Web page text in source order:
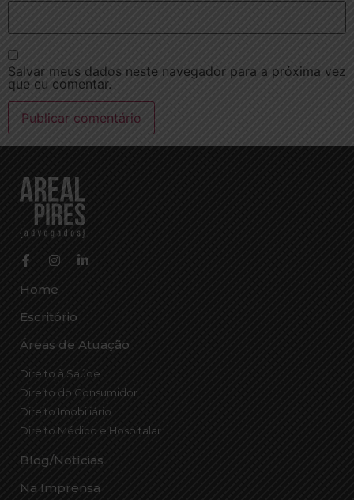
Salvar meus dados neste navegador para a próxima vez
que eu comentar.
Home
Escritório
Áreas de Atuação
Direito à Saúde
Direito do Consumidor
Direito Imobiliário
Direito Médico e Hospitalar
Blog/Notícias
Na Imprensa